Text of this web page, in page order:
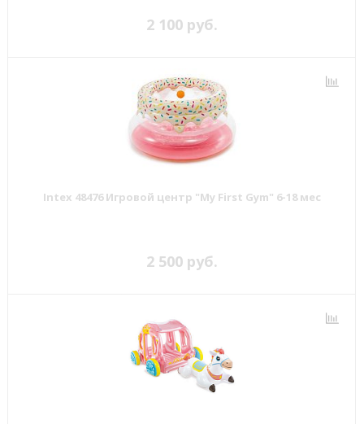
2 100 руб.
Intex 48476 Игровой центр "My First Gym" 6-18 мес
2 500 руб.